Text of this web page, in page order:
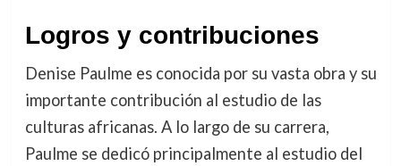
Logros y contribuciones
Denise Paulme es conocida por su vasta obra y su
importante contribución al estudio de las
culturas africanas. A lo largo de su carrera,
Paulme se dedicó principalmente al estudio del